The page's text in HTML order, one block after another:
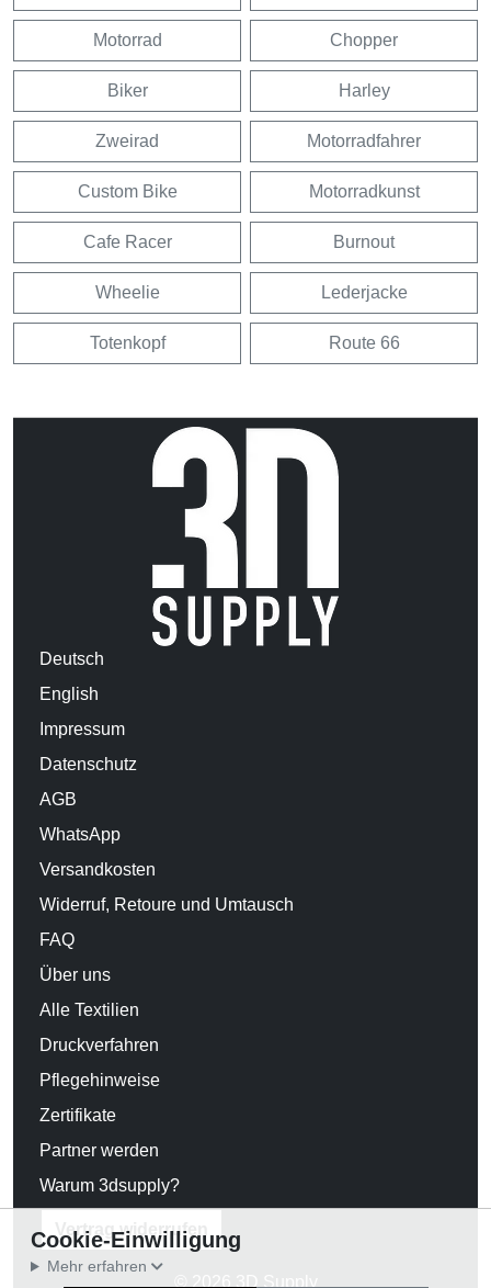
Motorrad Chopper
Biker Harley
Zweirad Motorradfahrer
Custom Bike Motorradkunst
Cafe Racer Burnout
Wheelie Lederjacke
Totenkopf Route 66
Deutsch
English
Impressum
Datenschutz
AGB
WhatsApp
Versandkosten
Widerruf, Retoure und Umtausch
FAQ
Über uns
Alle Textilien
Druckverfahren
Pflegehinweise
Zertifikate
Partner werden
Warum 3dsupply?
Vertrag widerrufen
© 2026 3D Supply
Cookie-Einwilligung
Mehr erfahren